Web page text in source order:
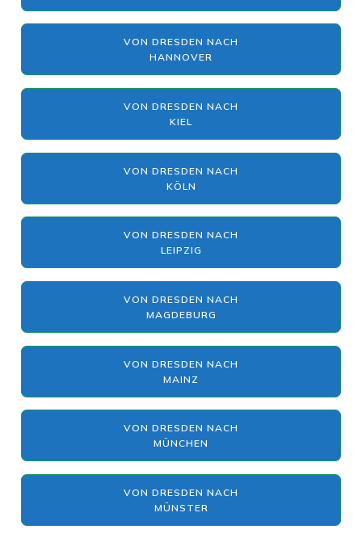
VON DRESDEN NACH
HANNOVER
VON DRESDEN NACH
KIEL
VON DRESDEN NACH
KÖLN
VON DRESDEN NACH
LEIPZIG
VON DRESDEN NACH
MAGDEBURG
VON DRESDEN NACH
MAINZ
VON DRESDEN NACH
MÜNCHEN
VON DRESDEN NACH
MÜNSTER